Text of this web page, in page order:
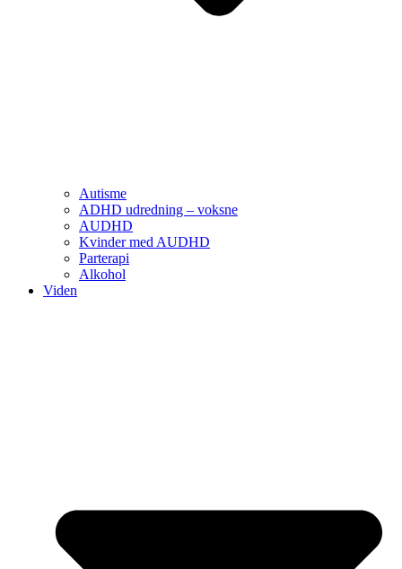
Autisme
ADHD udredning – voksne
AUDHD
Kvinder med AUDHD
Parterapi
Alkohol
Viden